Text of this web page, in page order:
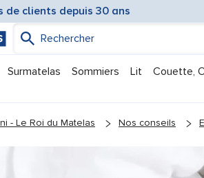
clients depuis 30 ans
Surmatelas Sommiers Lit Couette,
- Le Roi du Matelas Nos conseils